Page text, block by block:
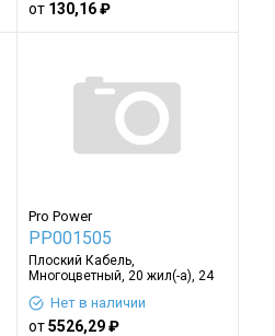
от130,16 ₽
Pro Power
PP001505
Плоский Кабель,
Многоцветный, 20 жил(-а), 24
Нет в наличии
от5526,29 ₽